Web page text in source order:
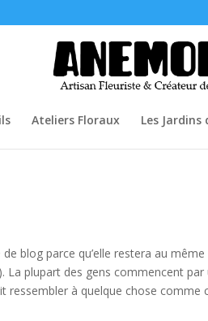
Ateliers Floraux Les Jardins
de blog parce qu’elle restera au
plupart des gens commencent par
ressembler à quelque chose comme